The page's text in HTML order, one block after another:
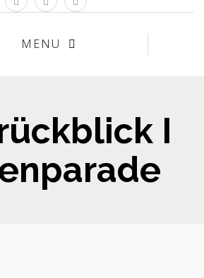
MENU
I